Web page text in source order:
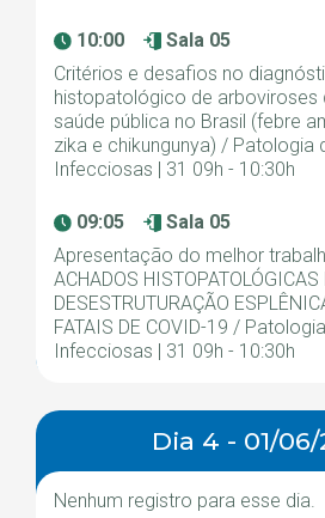
10:00
Sala 05
Critérios e desafios no
histopatológico de arboviroses
saúde pública no Brasil (febre
zika e chikungunya) / Patologia
Infecciosas | 31 09h - 10:30h
09:05
Sala 05
Apresentação do melhor
ACHADOS HISTOPATOLÓGICAS
DESESTRUTURAÇÃO
FATAIS DE COVID-19 /
Infecciosas | 31 09h - 10:30h
Dia 4 - 01/
Nenhum registro para esse dia.